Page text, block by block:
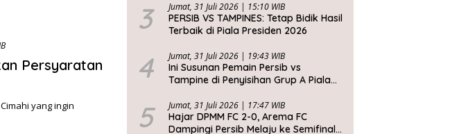
Persyaratan
yang ingin
3 Jumat, 31 Juli 2026 | 15:10 WIB
PERSIB VS TAMPINES: Tetap Bidik Hasil
Terbaik di Piala Presiden 2026
4 Jumat, 31 Juli 2026 | 19:43 WIB
Ini Susunan Pemain Persib vs
Tampine di Penyisihan Grup A Piala
5 Jumat, 31 Juli 2026 | 17:47 WIB
Hajar DPMM FC 2-0, Arema FC
Dampingi Persib Melaju ke Semifinal